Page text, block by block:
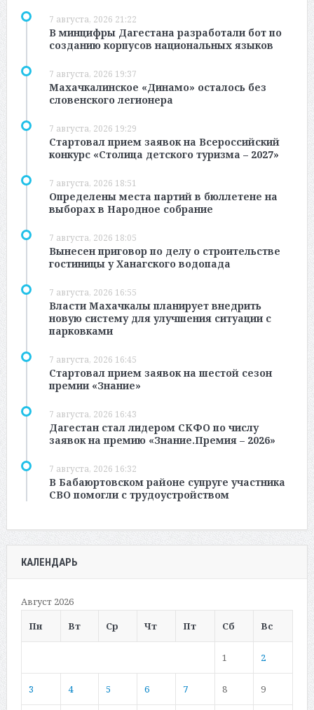
7 августа, 2026 21:22
В минцифры Дагестана разработали бот по
созданию корпусов национальных языков
7 августа, 2026 19:37
Махачкалинское «Динамо» осталось без
словенского легионера
7 августа, 2026 19:29
Стартовал прием заявок на Всероссийский
конкурс «Столица детского туризма – 2027»
7 августа, 2026 18:51
Определены места партий в бюллетене на
выборах в Народное собрание
7 августа, 2026 18:05
Вынесен приговор по делу о строительстве
гостиницы у Ханагского водопада
7 августа, 2026 16:55
Власти Махачкалы планирует внедрить
новую систему для улучшения ситуации с
парковками
7 августа, 2026 16:45
Стартовал прием заявок на шестой сезон
премии «Знание»
7 августа, 2026 16:43
Дагестан стал лидером СКФО по числу
заявок на премию «Знание.Премия – 2026»
7 августа, 2026 16:32
В Бабаюртовском районе супруге участника
СВО помогли с трудоустройством
КАЛЕНДАРЬ
Август 2026
Пн
Вт Ср Чт Пт Сб Вс
1 2
3 4 5 6 7 8 9